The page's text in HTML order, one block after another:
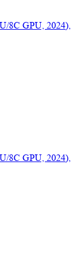
8C GPU, 2024),
8C GPU, 2024),